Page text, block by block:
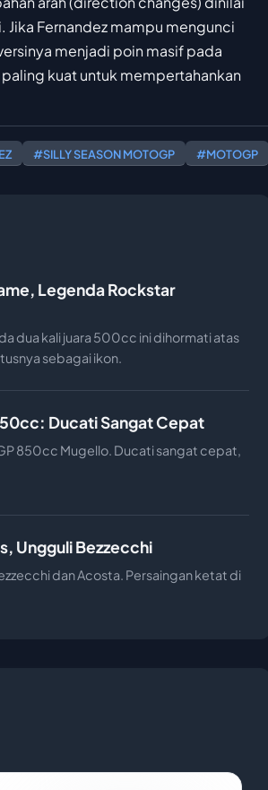
Fernandez mampu mengunci
menjadi poin masif pada
kuat untuk mempertahankan
#SILLY SEASON MOTOGP #MOTOGP
Legenda Rockstar
dua kali juara 500cc ini dihormati atas
sebagai ikon.
Ducati Sangat Cepat
850cc Mugello. Ducati sangat cepat,
Ungguli Bezzecchi
dan Acosta. Persaingan ketat di